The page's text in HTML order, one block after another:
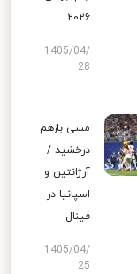
۲۰۲۶
1405/04/
28
مسی بازهم
درخشید /
آرژانتین و
اسپانیا در
فینال
1405/04/
25